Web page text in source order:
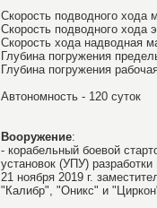
Скорость подводного хода
Скорость подводного хода
Скорость хода надводная
Глубина погружения
Глубина погружения
Автономность - 120 суток
Вооружение:
- корабельный боевой
установок (УПУ)
21 ноября 2019 г.
"Калибр", "Оникс" и